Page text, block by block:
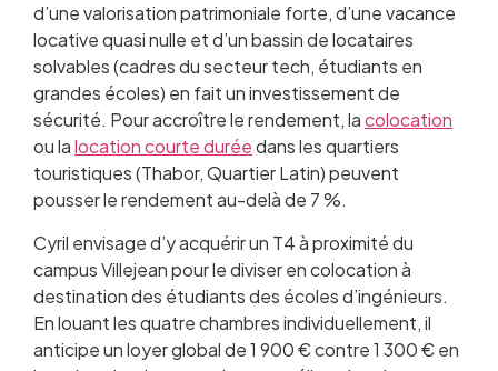
d’une valorisation patrimoniale forte, d’une vacance
locative quasi nulle et d’un bassin de locataires
solvables (cadres du secteur tech, étudiants en
grandes écoles) en fait un investissement de
sécurité. Pour accroître le rendement, lacolocation
ou lalocation courte duréedans les quartiers
touristiques (Thabor, Quartier Latin) peuvent
pousser le rendement au-delà de 7 %.
Cyril envisage d’y acquérir un T4 à proximité du
campus Villejean pour le diviser en colocation à
destination des étudiants des écoles d’ingénieurs.
En louant les quatre chambres individuellement, il
anticipe un loyer global de 1 900 € contre 1 300 € en